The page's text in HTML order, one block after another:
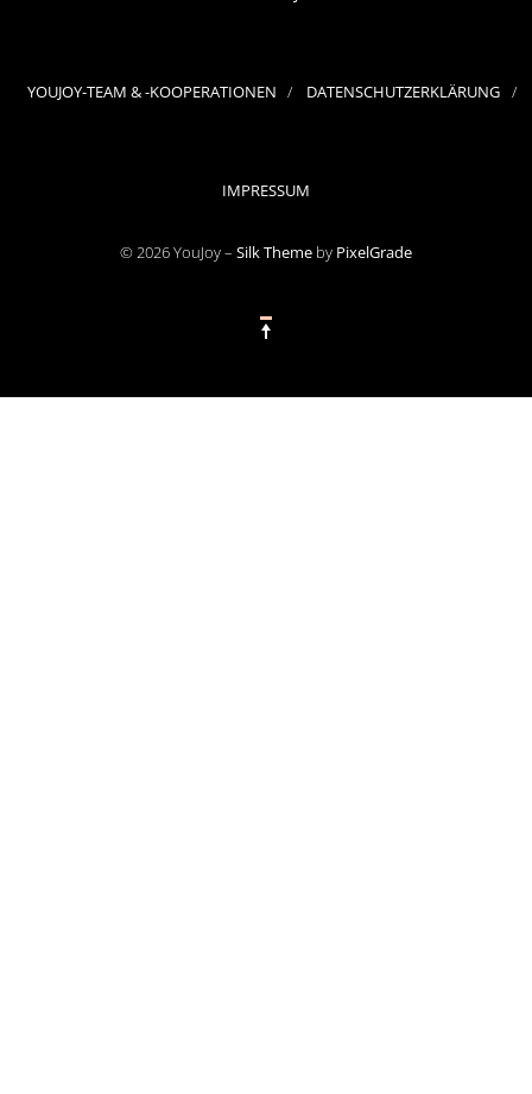
YOUJOY-TEAM & -KOOPERATIONEN DATENSCHUTZERKLÄRUNG
IMPRESSUM
© 2026 YouJoy – Silk Theme by PixelGrade